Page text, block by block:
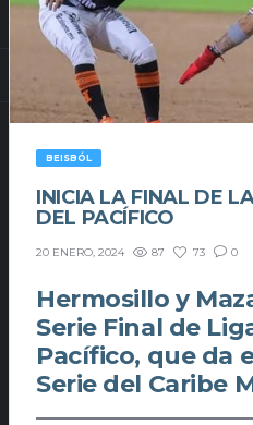
BEISBÓL
INICIA LA FINAL DE
DEL PACÍFICO
20 ENERO, 2024 87 73 0
Hermosillo y
Serie Final de
Pacífico, que da
Serie del Caribe